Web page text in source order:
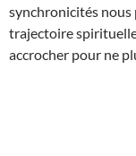
synchronicités
trajectoire
accrocher pour ne